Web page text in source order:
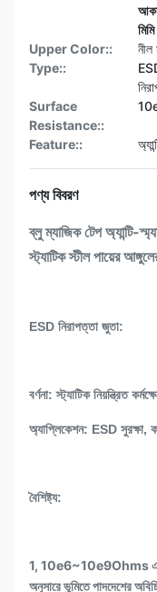
মিমি
Upper Color::
নীল
Type::
Surface
Resistance::
Feature::
পণ্য বিবরণ
ব্লু ম্যাজিক টেপ অ্যান্টি-
স্ট্যাটিক স্টীল পায়ের
ESD নিরাপত্তা জুতা:
বর্ণনা: স্ট্যাটিক নিয়ন্ত্রিত
অ্যাপ্লিকেশন: ESD সুরক্ষা,
বৈশিষ্ট্য:
1, 10e6~10e9Ohms এর
অনুসারে ভূমিতে পাদদেশের